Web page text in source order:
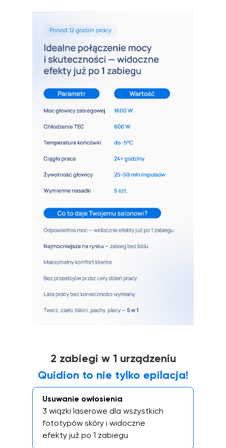
2 zabiegi w 1 urządzeniu
Quidion to nie tylko epilacja!
Usuwanie owłosienia
3 wiązki laserowe dla wszystkich
fototypów skóry i widoczne
efekty już po 1 zabiegu